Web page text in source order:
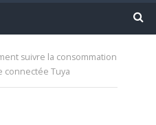
suivre la consommation
connectée Tuya